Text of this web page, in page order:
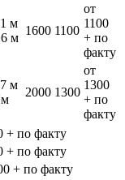
м
м
1600 1100
от
1100
+ по
факту
м
м
2000 1300
от
1300
+ по
факту
+ по факту
+ по факту
+ по факту